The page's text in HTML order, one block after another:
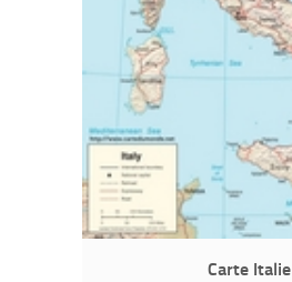
Carte Italie